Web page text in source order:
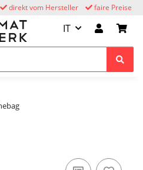
faire Preise
direkt vom Hersteller
IT